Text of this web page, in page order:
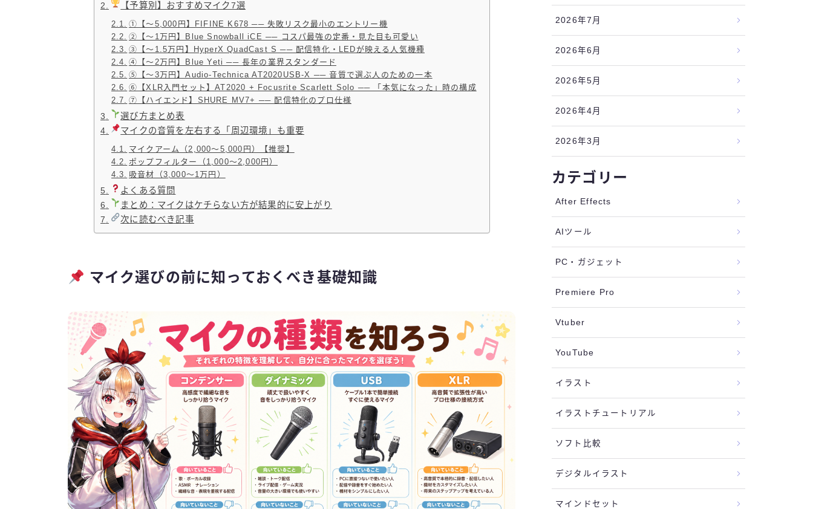
【予算別】おすすめマイク7選
①【〜5,000円】FIFINE K678 ── 失敗リスク最小のエントリー機
②【〜1万円】Blue Snowball iCE ── コスパ最強の定番・見た目も可愛い
③【〜1.5万円】HyperX QuadCast S ── 配信特化・LEDが映える人気機種
④【〜2万円】Blue Yeti ── 長年の業界スタンダード
⑤【〜3万円】Audio-Technica AT2020USB-X ── 音質で選ぶ人のための一本
⑥【XLR入門セット】AT2020 + Focusrite Scarlett Solo ── 「本気になった」時の構成
⑦【ハイエンド】SHURE MV7+ ── 配信特化のプロ仕様
選び方まとめ表
マイクの音質を左右する「周辺環境」も重要
マイクアーム（2,000〜5,000円）【推奨】
ポップフィルター（1,000〜2,000円）
吸音材（3,000〜1万円）
よくある質問
まとめ：マイクはケチらない方が結果的に安上がり
次に読むべき記事
マイク選びの前に知っておくべき基礎知識
2026年7月
2026年6月
2026年5月
2026年4月
2026年3月
カテゴリー
After Effects
AIツール
PC・ガジェット
Premiere Pro
Vtuber
YouTube
イラスト
イラストチュートリアル
ソフト比較
デジタルイラスト
マインドセット